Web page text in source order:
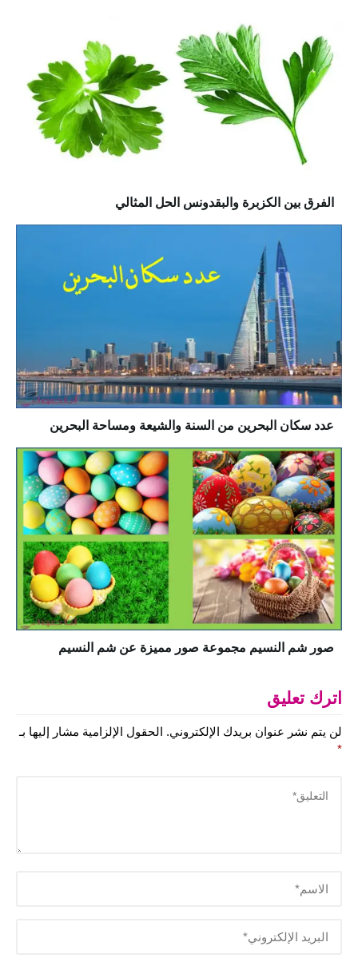
الفرق بين الكزبرة والبقدونس الحل المثالي
عدد سكان البحرين من السنة والشيعة ومساحة البحرين
صور شم النسيم مجموعة صور مميزة عن شم النسيم
اترك تعليق
لن يتم نشر عنوان بريدك الإلكتروني. الحقول الإلزامية مشار إليها بـ
*